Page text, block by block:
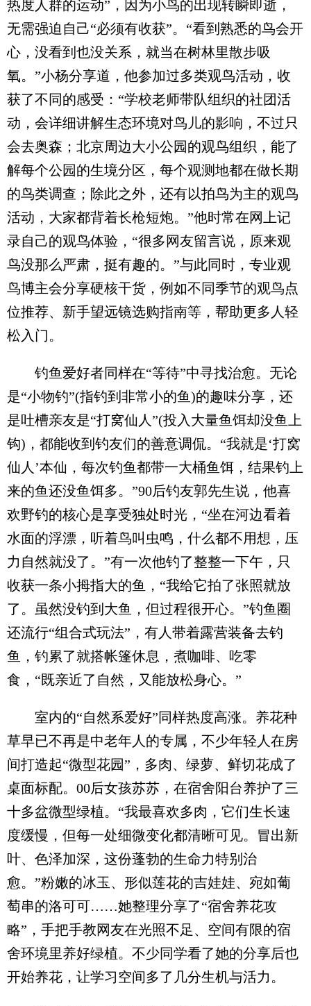
热度人群的运动”，因为小鸟的出现转瞬即逝，
无需强迫自己“必须有收获”。“看到熟悉的鸟会开
心，没看到也没关系，就当在树林里散步吸
氧。”小杨分享道，他参加过多类观鸟活动，收
获了不同的感受：“学校老师带队组织的社团活
动，会详细讲解生态环境对鸟儿的影响，不过只
会去奥森；北京周边大小公园的观鸟组织，能了
解每个公园的生境分区，每个观测地都在做长期
的鸟类调查；除此之外，还有以拍鸟为主的观鸟
活动，大家都背着长枪短炮。”他时常在网上记
录自己的观鸟体验，“很多网友留言说，原来观
鸟没那么严肃，挺有趣的。”与此同时，专业观
鸟博主会分享硬核干货，例如不同季节的观鸟点
位推荐、新手望远镜选购指南等，帮助更多人轻
松入门。
钓鱼爱好者同样在“等待”中寻找治愈。无论
是“小物钓”(指钓到非常小的鱼)的趣味分享，还
是吐槽亲友是“打窝仙人”(投入大量鱼饵却没鱼上
钩)，都能收到钓友们的善意调侃。“我就是‘打窝
仙人’本仙，每次钓鱼都带一大桶鱼饵，结果钓上
来的鱼还没鱼饵多。”90后钓友郭先生说，他喜
欢野钓的核心是享受独处时光，“坐在河边看着
水面的浮漂，听着鸟叫虫鸣，什么都不用想，压
力自然就没了。”有一次他钓了整整一下午，只
收获一条小拇指大的鱼，“我给它拍了张照就放
了。虽然没钓到大鱼，但过程很开心。”钓鱼圈
还流行“组合式玩法”，有人带着露营装备去钓
鱼，钓累了就搭帐篷休息，煮咖啡、吃零
食，“既亲近了自然，又能放松身心。”
室内的“自然系爱好”同样热度高涨。养花种
草早已不再是中老年人的专属，不少年轻人在房
间打造起“微型花园”，多肉、绿萝、鲜切花成了
桌面标配。00后女孩苏苏，在宿舍阳台养护了三
十多盆微型绿植。“我最喜欢多肉，它们生长速
度缓慢，但每一处细微变化都清晰可见。冒出新
叶、色泽加深，这份蓬勃的生命力特别治
愈。”粉嫩的冰玉、形似莲花的吉娃娃、宛如葡
萄串的洛可可……她整理分享了“宿舍养花攻
略”，手把手教网友在光照不足、空间有限的宿
舍环境里养好绿植。不少同学看了她的分享后也
开始养花，让学习空间多了几分生机与活力。